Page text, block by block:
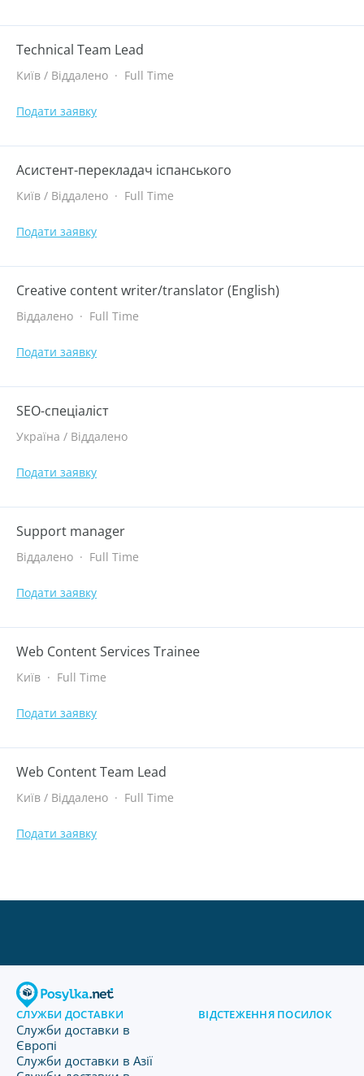
Technical Team Lead
Київ / Віддалено · Full Time
Подати заявку
Асистент-перекладач іспанського
Київ / Віддалено · Full Time
Подати заявку
Creative content writer/translator (English)
Віддалено · Full Time
Подати заявку
SEO-спеціаліст
Україна / Віддалено
Подати заявку
Support manager
Віддалено · Full Time
Подати заявку
Web Content Services Trainee
Київ · Full Time
Подати заявку
Web Content Team Lead
Київ / Віддалено · Full Time
Подати заявку
СЛУЖБИ ДОСТАВКИ
Служби доставки в
Європі
Служби доставки в Азії
ВІДСТЕЖЕННЯ ПОСИЛОК